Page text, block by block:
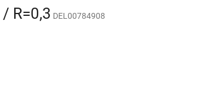
R=0,3 DEL00784908